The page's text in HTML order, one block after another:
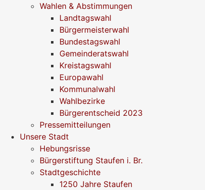
Wahlen & Abstimmungen
Landtagswahl
Bürgermeisterwahl
Bundestagswahl
Gemeinderatswahl
Kreistagswahl
Europawahl
Kommunalwahl
Wahlbezirke
Bürgerentscheid 2023
Pressemitteilungen
Unsere Stadt
Hebungsrisse
Bürgerstiftung Staufen i. Br.
Stadtgeschichte
1250 Jahre Staufen